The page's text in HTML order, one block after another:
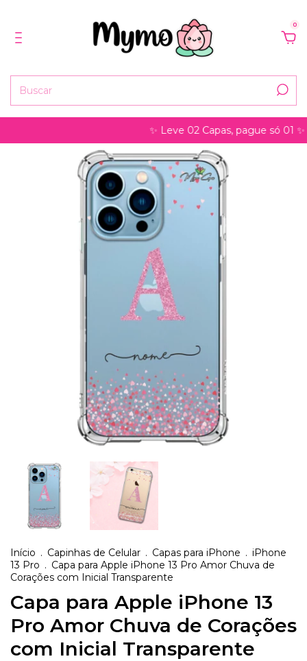
0
✨ Leve 02 Capas, pague só 01 ✨
Início . Capinhas de Celular . Capas para iPhone . iPhone
13 Pro . Capa para Apple iPhone 13 Pro Amor Chuva de
Corações com Inicial Transparente
Capa para Apple iPhone 13
Pro Amor Chuva de Corações
com Inicial Transparente